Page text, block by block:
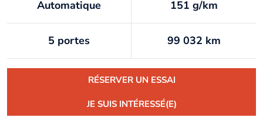
Automatique 151 g/km
5 portes 99 032 km
RÉSERVER UN ESSAI
JE SUIS INTÉRESSÉ(E)